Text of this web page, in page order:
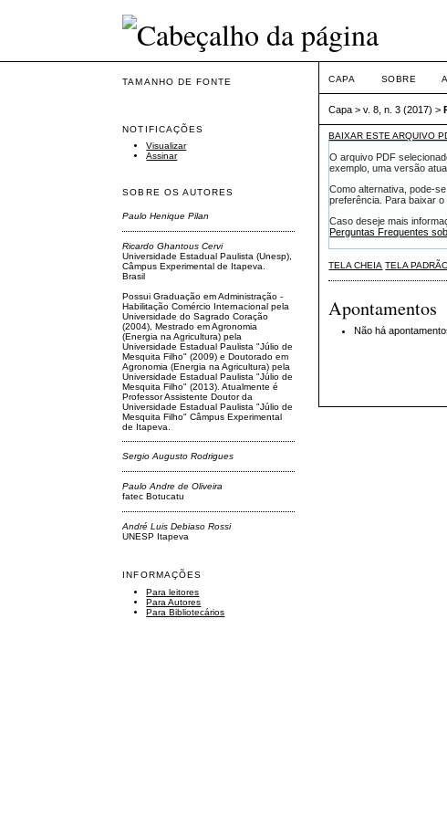
TAMANHO DE FONTE
NOTIFICAÇÕES
Visualizar
Assinar
SOBRE OS AUTORES
Paulo Henique Pilan
Ricardo Ghantous Cervi
Universidade Estadual Paulista (Unesp),
Câmpus Experimental de Itapeva.
Brasil
Possui Graduação em Administração -
Habilitação Comércio Internacional pela
Universidade do Sagrado Coração
(2004), Mestrado em Agronomia
(Energia na Agricultura) pela
Universidade Estadual Paulista "Júlio de
Mesquita Filho" (2009) e Doutorado em
Agronomia (Energia na Agricultura) pela
Universidade Estadual Paulista "Júlio de
Mesquita Filho" (2013). Atualmente é
Professor Assistente Doutor da
Universidade Estadual Paulista "Júlio de
Mesquita Filho" Câmpus Experimental
de Itapeva.
Sergio Augusto Rodrigues
Paulo Andre de Oliveira
fatec Botucatu
André Luis Debiaso Rossi
UNESP Itapeva
INFORMAÇÕES
Para leitores
Para Autores
Para Bibliotecários
CAPA SOBRE
Capa >v. 8, n. 3 (2017) >
BAIXAR ESTE ARQUIVO
O arquivo PDF
exemplo, uma versão
Como alternativa, pode-
preferência. Para baixar o
Caso deseje mais
Perguntas Frequentes
TELA CHEIA TELA
Apontamentos
Não há